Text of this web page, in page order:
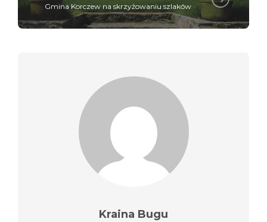
Gmina Korczew na skrzyżowaniu szlaków
Kraina Bugu